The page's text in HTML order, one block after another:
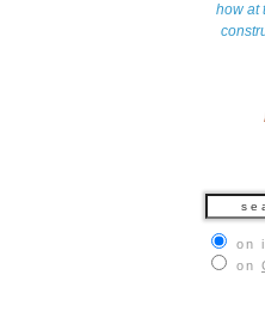
how at
on
on